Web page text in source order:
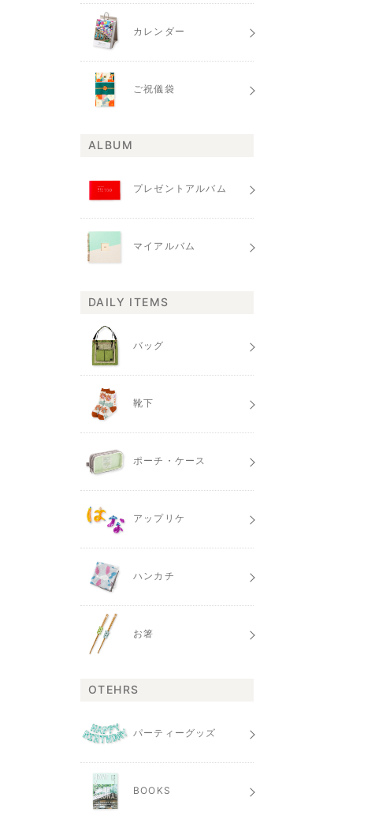
カレンダー
ご祝儀袋
ALBUM
プレゼントアルバム
マイアルバム
DAILY ITEMS
バッグ
靴下
ポーチ・ケース
アップリケ
ハンカチ
お箸
OTEHRS
パーティーグッズ
BOOKS